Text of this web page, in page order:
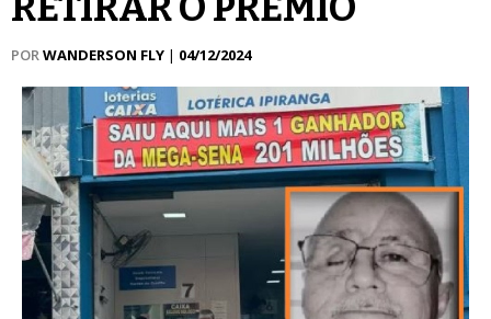
PORWANDERSON FLY | 04/12/2024